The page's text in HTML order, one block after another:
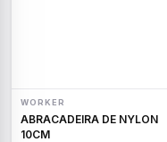
WORKER
ABRACADEIRA DE NYLON
10CM